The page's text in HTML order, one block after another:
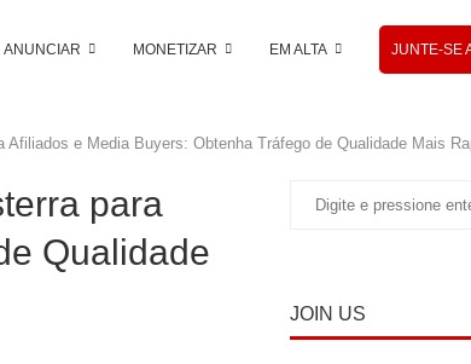
ANUNCIAR MONETIZAR EM ALTA JUNTE-SE
Afiliados e Media Buyers: Obtenha Tráfego de Qualidade Mais
para
Qualidade
JOIN US